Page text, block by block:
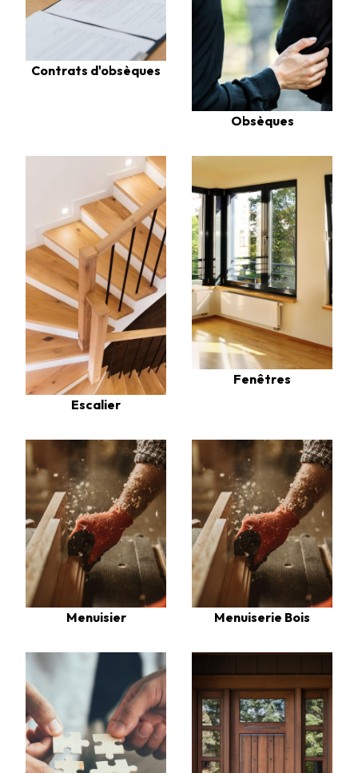
Contrats d'obsèques
Obsèques
Escalier
Fenêtres
Menuisier Menuiserie Bois